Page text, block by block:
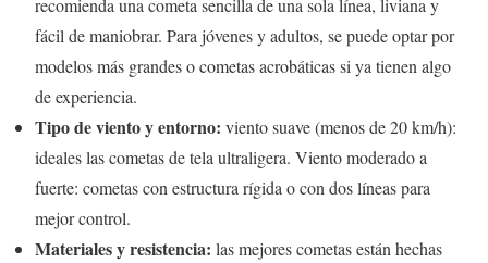
recomienda una cometa sencilla de una sola línea, liviana y
fácil de maniobrar. Para jóvenes y adultos, se puede optar por
modelos más grandes o cometas acrobáticas si ya tienen algo
de experiencia.
Tipo de viento y entorno: viento suave (menos de 20 km/h):
ideales las cometas de tela ultraligera. Viento moderado a
fuerte: cometas con estructura rígida o con dos líneas para
mejor control.
Materiales y resistencia: las mejores cometas están hechas